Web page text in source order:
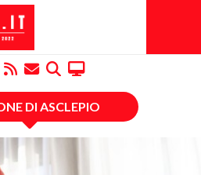
DI ASCLEPIO